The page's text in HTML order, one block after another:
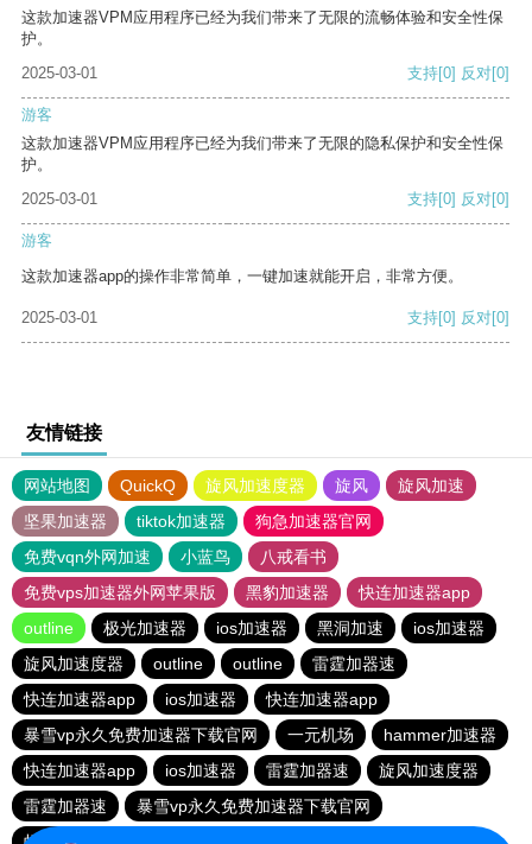
这款加速器VPM应用程序已经为我们带来了无限的流畅体验和安全性保
护。
2025-03-01
支持[0] 反对[0]
游客
这款加速器VPM应用程序已经为我们带来了无限的隐私保护和安全性保
护。
2025-03-01
支持[0] 反对[0]
游客
这款加速器app的操作非常简单，一键加速就能开启，非常方便。
2025-03-01 支持[0] 反对[0]
友情链接
网站地图 QuickQ 旋风加速度器 旋风
旋风加速
坚果加速器
tiktok加速器
狗急加速器官网
免费vqn外网加速
小蓝鸟
八戒看书
免费vps加速器外网苹果版
黑豹加速器
快连加速器app
outline
极光加速器 ios加速器 黑洞加速
ios加速器
旋风加速度器
outline outline
雷霆加器速
快连加速器app
ios加速器
快连加速器app
暴雪vp永久免费加速器下载官网
一元机场
hammer加速器
快连加速器app
ios加速器 雷霆加器速
旋风加速度器
雷霆加器速
暴雪vp永久免费加速器下载官网